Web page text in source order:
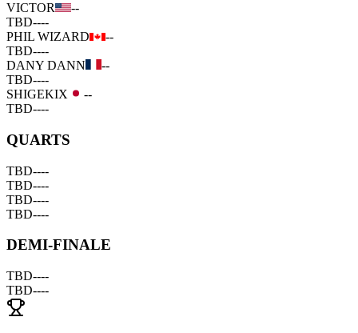
VICTOR
--
TBD----
PHIL WIZARD
--
TBD----
DANY DANN
--
TBD----
SHIGEKIX
--
TBD----
QUARTS
TBD----
TBD----
TBD----
TBD----
DEMI-FINALE
TBD----
TBD----